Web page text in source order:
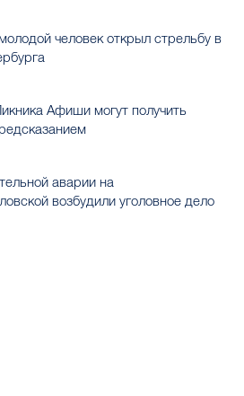
человек открыл стрельбу в
Афиши могут получить
аварии на
возбудили уголовное дело